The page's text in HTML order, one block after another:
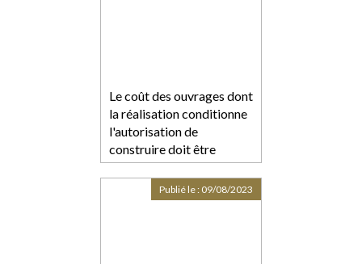
Le coût des ouvrages dont
la réalisation conditionne
l'autorisation de
construire doit être
intégré dans le prix
forfaitaire, sinon faire
l’objet d’un chiffrage
Publié le : 09/08/2023